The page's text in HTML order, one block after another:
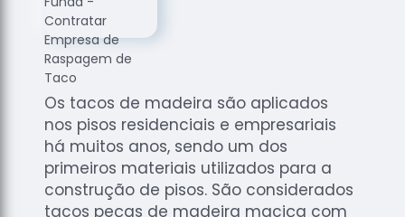
Raspagem
de Tacos
Raspagem
de Tacos
de
Madeiras
Raspagens
de Pisos
Os tacos de madeira são aplicados
nos pisos residenciais e empresariais
há muitos anos, sendo um dos
primeiros materiais utilizados para a
construção de pisos. São considerados
tacos peças de madeira maciça com